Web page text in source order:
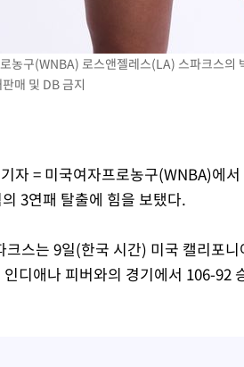
농구(WNBA) 로스앤젤레스(LA) 스파크스
매 및 DB 금지
자 = 미국여자프로농구(WNBA)에
3연패 탈출에 힘을 보탰다.
스는 9일(한국 시간) 미국 캘리포
디애나 피버와의 경기에서 106-92